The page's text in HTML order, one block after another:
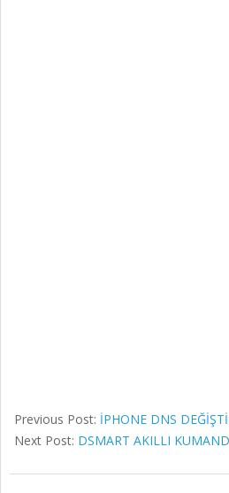
Previous Post: İPHONE DNS
Next Post: DSMART AKILLI